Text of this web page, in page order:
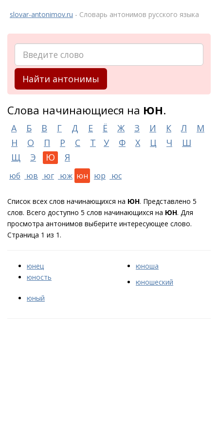
slovar-antonimov.ru - Словарь антонимов русского языка
Найти антонимы
Слова начинающиеся на ЮН.
А Б В Г Д Е Ё Ж З И К Л
М
Н
О П Р С Т У Ф Х Ц Ч
Ш
Щ
Э Ю Я
юб юв юг юж юн юр юс
Список всех слов начинающихся на ЮН. Представлено 5
слов. Всего доступно 5 слов начинающихся на ЮН. Для
просмотра антонимов выберите интересующее слово.
Страница 1 из 1.
юнец
юность
юноша
юношеский
юный